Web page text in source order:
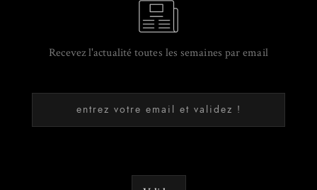
Recevez l'actualité toutes les semaines par email